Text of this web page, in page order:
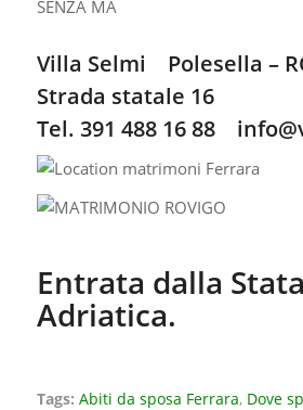
Villa Selmi Polesella –
Strada statale 16
Tel. 391 488 16 88
Entrata dalla
Adriatica.
Tags: Abiti da sposa Ferrara, Dove